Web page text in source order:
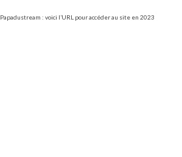
Papadustream : voici l’URL pour accéder au site en 2023